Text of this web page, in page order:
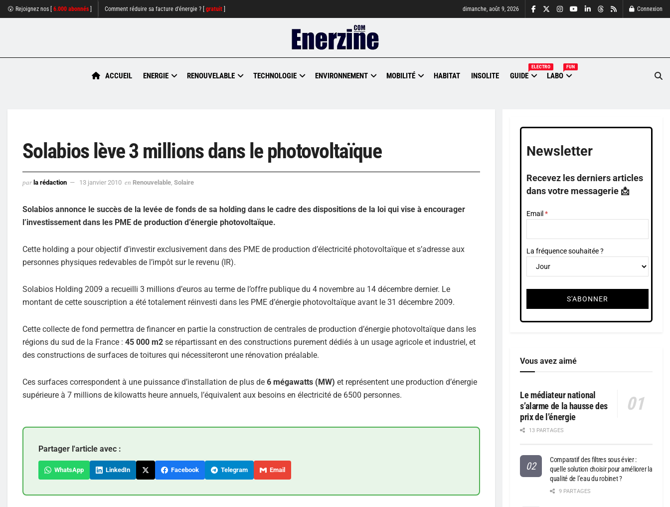
😮 Rejoignez nos [ 6.000 abonnés Comment réduire sa facture d'énergie ? [ gratuit dimanche, août 9, 2026 Connexion
ACCUEIL ENERGIE RENOUVELABLE TECHNOLOGIE ENVIRONNEMENT MOBILITÉ HABITAT INSOLITE GUIDE
ELECTRO
LABO
FUN
Solabios lève 3 millions dans le photovoltaïque
par la rédaction 13 janvier 2010 en Renouvelable Solaire
Solabios annonce le succès de la levée de fonds de sa holding dans le cadre des dispositions de la loi qui vise à encourager
l’investissement dans les PME de production d’énergie photovoltaïque.
Cette holding a pour objectif d’investir exclusivement dans des PME de production d’électricité photovoltaïque et s’adresse aux
personnes physiques redevables de l’impôt sur le revenu (IR).
Solabios Holding 2009 a recueilli 3 millions d’euros au terme de l’offre publique du 4 novembre au 14 décembre dernier. Le
montant de cette souscription a été totalement réinvesti dans les PME d’énergie photovoltaïque avant le 31 décembre 2009.
Cette collecte de fond permettra de financer en partie la construction de centrales de production d’énergie photovoltaïque dans les
régions du sud de la France : 45 000 m2 se répartissant en des constructions purement dédiés à un usage agricole et industriel, et
des constructions de surfaces de toitures qui nécessiteront une rénovation préalable.
Ces surfaces correspondent à une puissance d’installation de plus de 6 mégawatts (MW) et représentent une production d’énergie
supérieure à 7 millions de kilowatts heure annuels, l’équivalent aux besoins en électricité de 6500 personnes.
Partager l'article avec :
WhatsApp LinkedIn Facebook Telegram Email
Newsletter
Recevez les derniers articles
dans votre messagerie 📩
Email
La fréquence souhaitée ?
Vous avez aimé
Le médiateur national
s’alarme de la hausse des
prix de l’énergie
13 PARTAGES
Comparatif des filtres sous évier :
quelle solution choisir pour améliorer la
qualité de l’eau du robinet ?
9 PARTAGES